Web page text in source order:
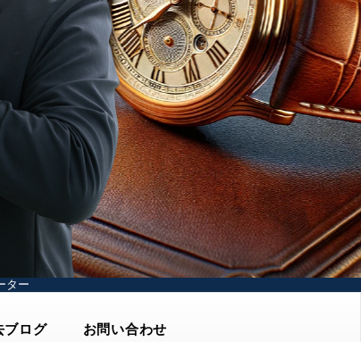
ター
ブログ お問い合わせ